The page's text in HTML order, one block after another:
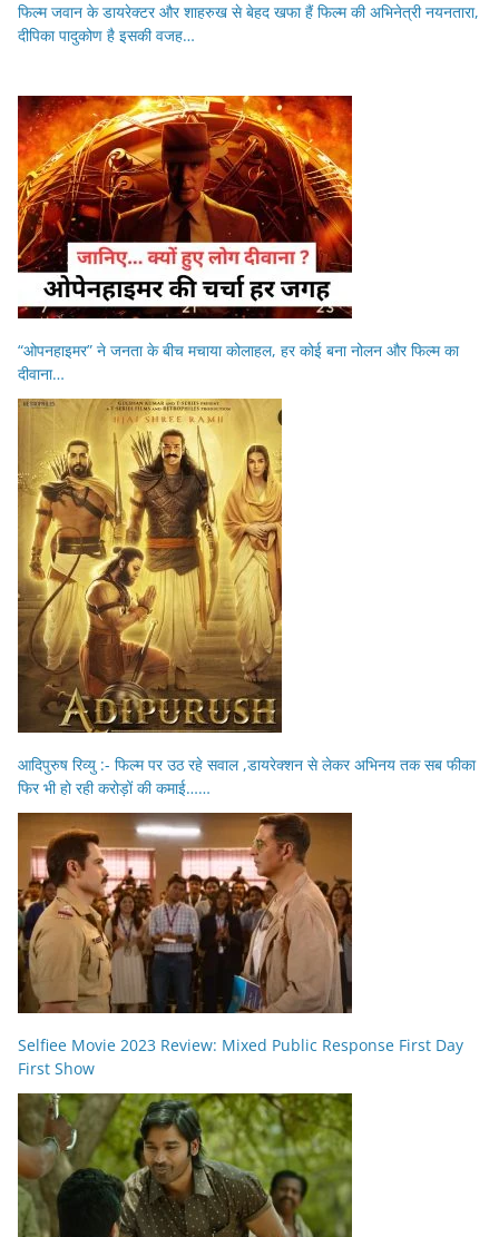
फिल्म जवान के डायरेक्टर और शाहरुख से बेहद खफा हैं फिल्म की अभिनेत्री नयनतारा,
दीपिका पादुकोण है इसकी वजह…
“ओपनहाइमर” ने जनता के बीच मचाया कोलाहल, हर कोई बना नोलन और फिल्म का
दीवाना…
आदिपुरुष रिव्यु :- फिल्म पर उठ रहे सवाल ,डायरेक्शन से लेकर अभिनय तक सब फीका
फिर भी हो रही करोड़ों की कमाई……
Selfiee Movie 2023 Review: Mixed Public Response First Day
First Show